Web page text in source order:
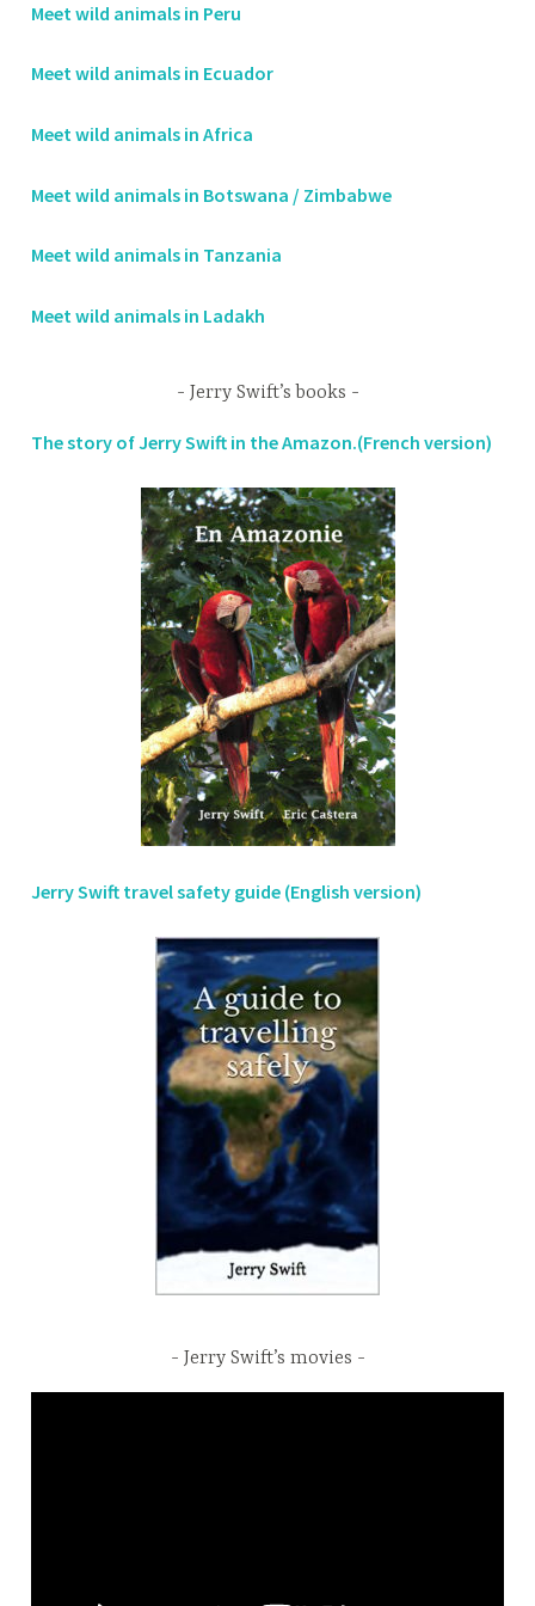
Meet wild animals in Peru
Meet wild animals in Ecuador
Meet wild animals in Africa
Meet wild animals in Botswana / Zimbabwe
Meet wild animals in Tanzania
Meet wild animals in Ladakh
Jerry Swift’s books
The story of Jerry Swift in the Amazon.(French version)
Jerry Swift travel safety guide (English version)
Jerry Swift’s movies